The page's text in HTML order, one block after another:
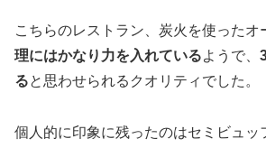
こちらのレストラン、炭火を使ったオ
理にはかなり力を入れているようで、
ると思わせられるクオリティでした。
個人的に印象に残ったのはセミビュッ